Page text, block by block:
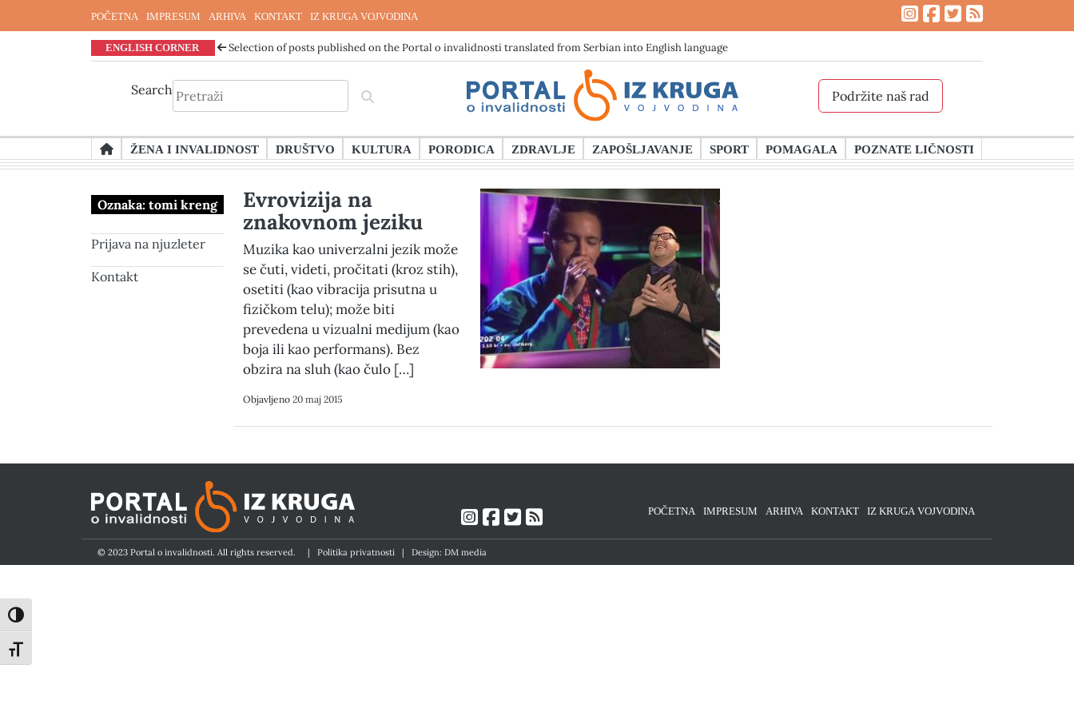
Toggle High Contrast
Toggle Font size
POČETNA IMPRESUM ARHIVA KONTAKT IZ KRUGA VOJVODINA
ENGLISH CORNER Selection of posts published on the Portal o invalidnosti translated from Serbian into English language
Search Podržite naš rad
to
content
ŽENA I INVALIDNOST DRUŠTVO KULTURA PORODICA ZDRAVLJE ZAPOŠLJAVANJE SPORT POMAGALA POZNATE LIČNOSTI
Oznaka: tomi kreng
Prijava na njuzleter
Kontakt
Evrovizija na
znakovnom jeziku
Muzika kao univerzalni jezik može
se čuti, videti, pročitati (kroz stih),
osetiti (kao vibracija prisutna u
fizičkom telu); može biti
prevedena u vizualni medijum (kao
boja ili kao performans). Bez
obzira na sluh (kao čulo […]
Objavljeno 20 maj 2015
POČETNA IMPRESUM ARHIVA KONTAKT IZ KRUGA VOJVODINA
© 2023 Portal o invalidnosti. All rights reserved. | Politika privatnosti | Design: DM media